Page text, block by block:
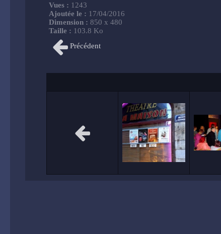
Vues : 1243
Ajoutée le : 17/04/2016
Dimension : 850 x 480
Taille : 103.8 Ko
Précédent